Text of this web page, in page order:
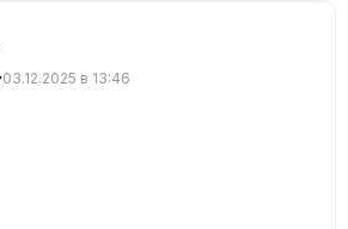
03.12.2025 в 13:46